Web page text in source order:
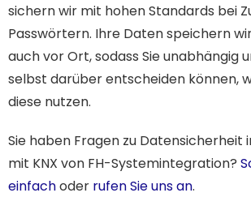
sichern wir mit hohen Standards bei
Passwörtern. Ihre Daten speichern
auch vor Ort, sodass Sie unabhängig
selbst darüber entscheiden können,
diese nutzen.
Sie haben Fragen zu Datensicherheit
mit KNX von FH-Systemintegration?
einfachoder rufen Sie uns an.